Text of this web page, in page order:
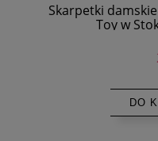
Skarpetki
Toy w
DO